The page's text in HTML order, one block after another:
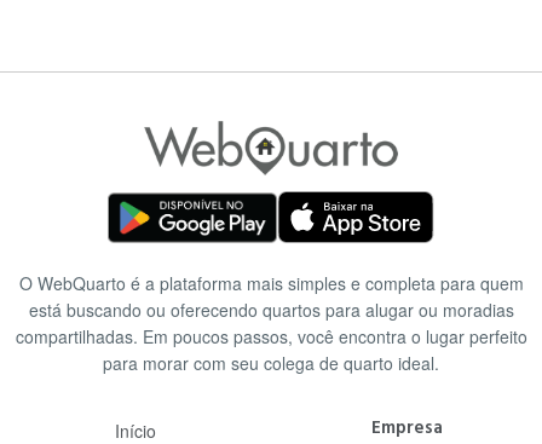
O WebQuarto é a plataforma mais simples e completa para quem
está buscando ou oferecendo quartos para alugar ou moradias
compartilhadas. Em poucos passos, você encontra o lugar perfeito
para morar com seu colega de quarto ideal.
Início
Empresa